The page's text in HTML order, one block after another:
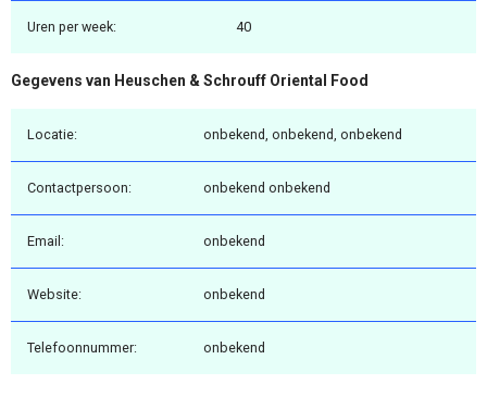
Uren per week: 40
Gegevens van Heuschen & Schrouff Oriental Food
Locatie: onbekend, onbekend, onbekend
Contactpersoon: onbekend onbekend
Email: onbekend
Website: onbekend
Telefoonnummer: onbekend